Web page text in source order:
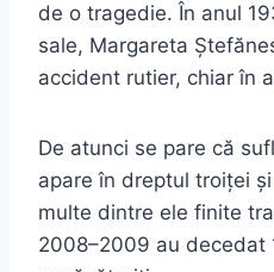
de o tragedie. În anul
sale, Margareta
accident rutier, chiar în
De atunci se pare că
apare în dreptul troiței
multe dintre ele finite
2008–2009 au decedat